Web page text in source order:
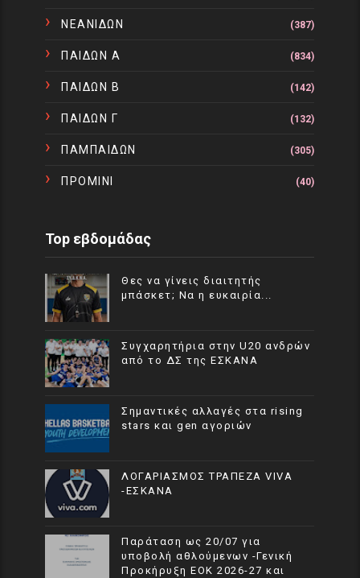
ΝΕΑΝΙΔΩΝ (387)
ΠΑΙΔΩΝ Α (834)
ΠΑΙΔΩΝ Β (142)
ΠΑΙΔΩΝ Γ (132)
ΠΑΜΠΑΙΔΩΝ (305)
ΠΡΟΜΙΝΙ (40)
Top εβδομάδας
Θες να γίνεις διαιτητής
μπάσκετ; Να η ευκαιρία...
Συγχαρητήρια στην U20 ανδρών
από το ΔΣ της ΕΣΚΑΝΑ
Σημαντικές αλλαγές στα rising
stars και gen αγοριών
ΛΟΓΑΡΙΑΣΜΟΣ ΤΡΑΠΕΖΑ VIVA
-ΕΣΚΑΝΑ
Παράταση ως 20/07 για
υποβολή αθλούμενων -Γενική
Προκήρυξη ΕΟΚ 2026-27 και